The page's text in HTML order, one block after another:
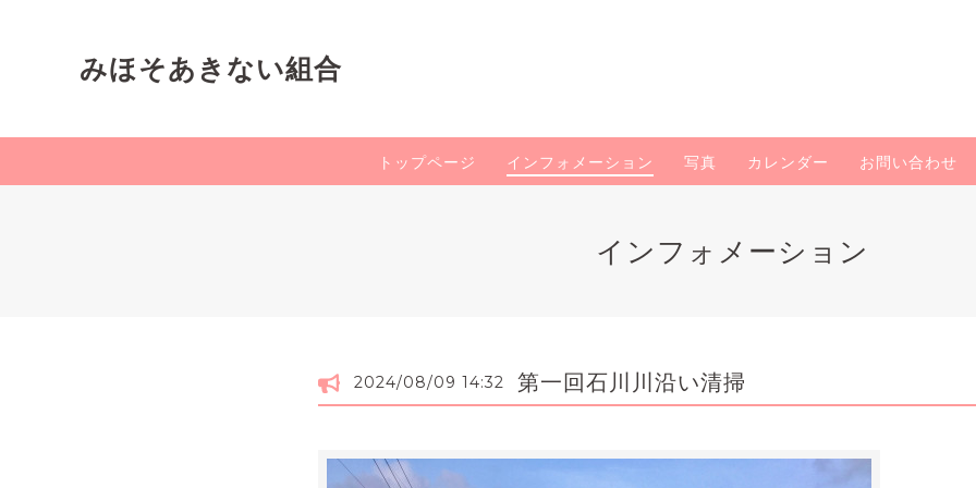
みほそあきない組合
トップページ インフォメーション 写真 カレンダー お問い合わせ
インフォメーション
2024/08/09 14:32 第一回石川川沿い清掃